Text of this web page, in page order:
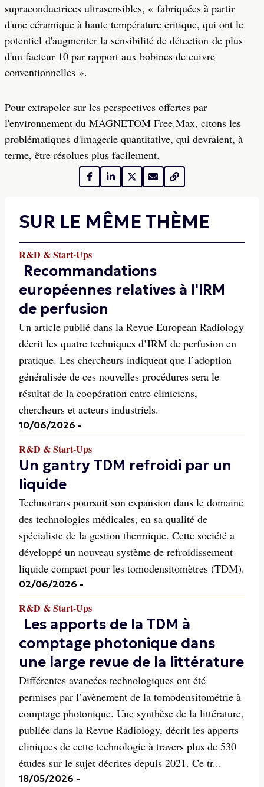
supraconductrices ultrasensibles, « fabriquées à partir
d'une céramique à haute température critique, qui ont le
potentiel d'augmenter la sensibilité de détection de plus
d'un facteur 10 par rapport aux bobines de cuivre
conventionnelles ».
Pour extrapoler sur les perspectives offertes par
l'environnement du MAGNETOM Free.Max, citons les
problématiques d'imagerie quantitative, qui devraient, à
terme, être résolues plus facilement.
SUR LE MÊME THÈME
R&D & Start-Ups
Recommandations
européennes relatives à l'IRM
de perfusion
Un article publié dans la Revue European Radiology
décrit les quatre techniques d’IRM de perfusion en
pratique. Les chercheurs indiquent que l’adoption
généralisée de ces nouvelles procédures sera le
résultat de la coopération entre cliniciens,
chercheurs et acteurs industriels.
10/06/2026 -
R&D & Start-Ups
Un gantry TDM refroidi par un
liquide
Technotrans poursuit son expansion dans le domaine
des technologies médicales, en sa qualité de
spécialiste de la gestion thermique. Cette société a
développé un nouveau système de refroidissement
liquide compact pour les tomodensitomètres (TDM).
02/06/2026 -
R&D & Start-Ups
Les apports de la TDM à
comptage photonique dans
une large revue de la littérature
Différentes avancées technologiques ont été
permises par l’avènement de la tomodensitométrie à
comptage photonique. Une synthèse de la littérature,
publiée dans la Revue Radiology, décrit les apports
cliniques de cette technologie à travers plus de 530
études sur le sujet décrites depuis 2021. Ce tr...
18/05/2026 -